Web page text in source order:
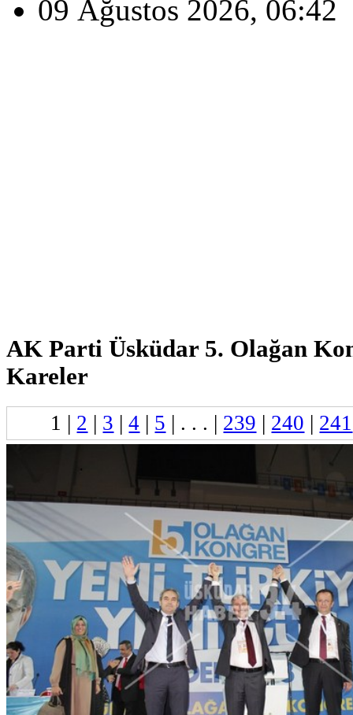
09 Ağustos 2026, 06:42
AK Parti Üsküdar 5. Olağan
Kareler
1 | 2 | 3 |4 | 5 | . . . | 239 | 240 | 241